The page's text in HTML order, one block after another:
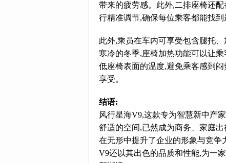
带来的疲劳感。此外,二排座椅还
行精准调节,确保每位乘客都能找到
此外,乘员在车内可享受包含腿托
寒冷的冬季,座椅加热功能可以让
低座椅表面的温度,避免乘客感到
享受。
结语:
风行星海V9,这款专为智慧新中产
舒适的空间,已然成为商务、家庭
在无形中提升了企业的形象与竞
V9还以其出色的品质和性能,为一